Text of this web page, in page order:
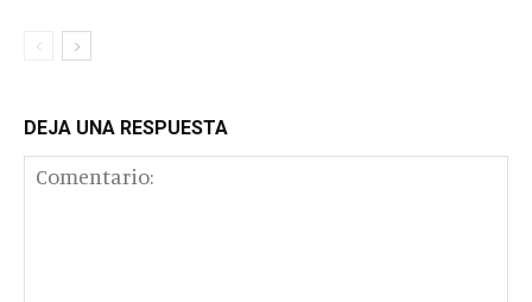
DEJA UNA RESPUESTA